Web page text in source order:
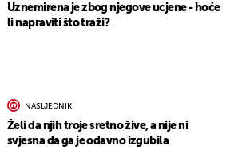
Uznemirena je zbog njegove ucjene - hoće
li napraviti što traži?
NASLJEDNIK
Želi da njih troje sretno žive, a nije ni
svjesna da ga je odavno izgubila